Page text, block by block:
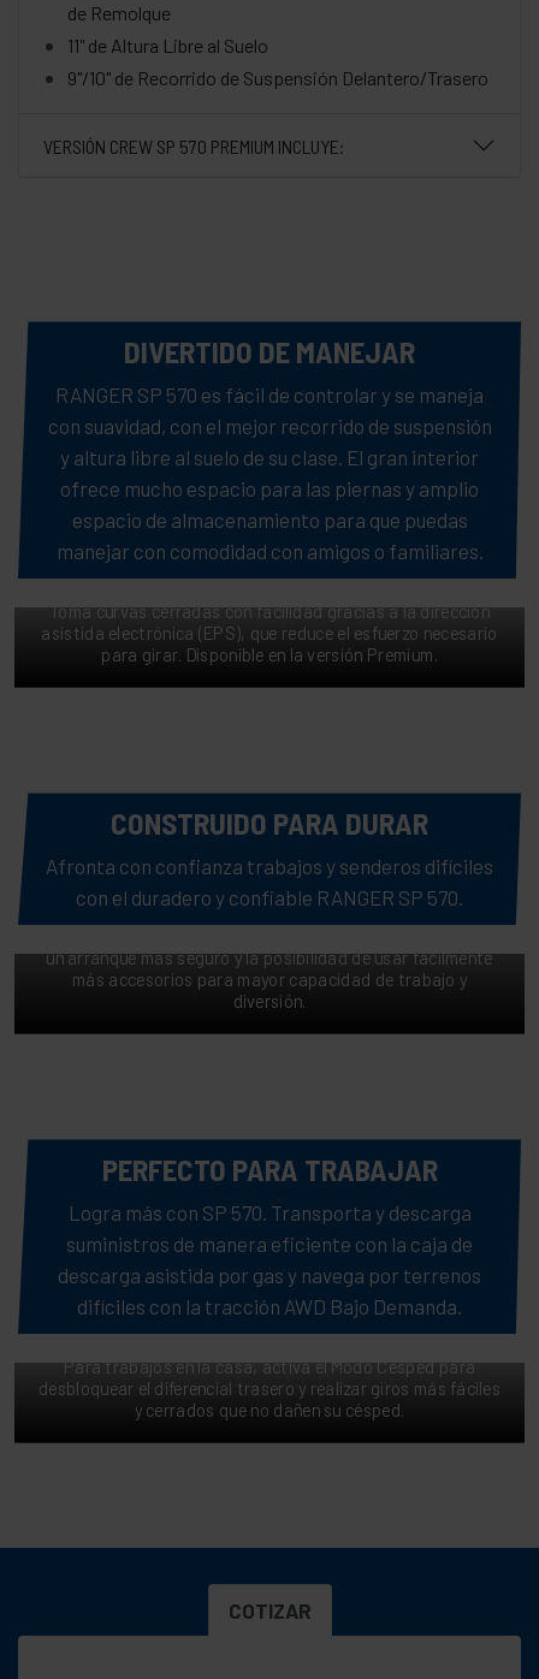
de Remolque
11" de Altura Libre al Suelo
9"/10" de Recorrido de Suspensión Delantero/Trasero
VERSIÓN CREW SP 570 PREMIUM INCLUYE:
DIVERTIDO DE MANEJAR
RANGER SP 570 es fácil de controlar y se maneja
con suavidad, con el mejor recorrido de suspensión
y altura libre al suelo de su clase. El gran interior
ofrece mucho espacio para las piernas y amplio
espacio de almacenamiento para que puedas
manejar con comodidad con amigos o familiares.
DIRECCIÓN ÁGIL
Toma curvas cerradas con facilidad gracias a la dirección
asistida electrónica (EPS), que reduce el esfuerzo necesario
para girar. Disponible en la versión Premium.
CONSTRUIDO PARA DURAR
Afronta con confianza trabajos y senderos difíciles
con el duradero y confiable RANGER SP 570.
ENCENDIDOS SEGUROS
Una batería de 575 CCA, un estator de 66 W y el sistema
un arranque más seguro y la posibilidad de usar fácilmente
más accesorios para mayor capacidad de trabajo y
diversión.
PERFECTO PARA TRABAJAR
Logra más con SP 570. Transporta y descarga
suministros de manera eficiente con la caja de
descarga asistida por gas y navega por terrenos
difíciles con la tracción AWD Bajo Demanda.
DELICADO CON EL CÉSPED
Para trabajos en la casa, activa el Modo Césped para
desbloquear el diferencial trasero y realizar giros más fáciles
y cerrados que no dañen su césped.
COTIZAR